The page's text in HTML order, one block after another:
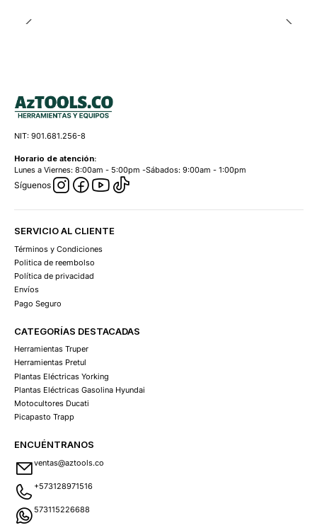
NIT: 901.681.256-8
Horario de atención:
Lunes a Viernes: 8:00am - 5:00pm -Sábados: 9:00am - 1:00pm
Síguenos
SERVICIO AL CLIENTE
Términos y Condiciones
Politica de reembolso
Política de privacidad
Envíos
Pago Seguro
CATEGORÍAS DESTACADAS
Herramientas Truper
Herramientas Pretul
Plantas Eléctricas Yorking
Plantas Eléctricas Gasolina Hyundai
Motocultores Ducati
Picapasto Trapp
ENCUÉNTRANOS
ventas@aztools.co
+573128971516
573115226688